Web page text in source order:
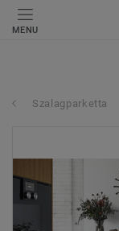
MENU
Szalagparketta